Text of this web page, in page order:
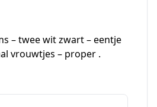
– twee wit zwart – eentje
vrouwtjes – proper .